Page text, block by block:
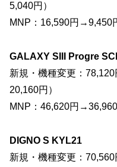
5,040円）
MNP：16,590円→9,450
GALAXY SIII Progre
新規・機種変更：
20,160円）
MNP：46,620円
DIGNO S KYL21
新規・機種変更：